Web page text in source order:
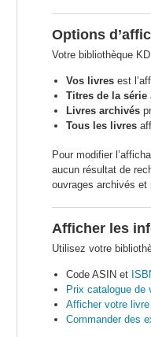
Options
Votre bibliothèque
Vos livres est
Titres de la série
Livres archivés
Tous les livres
Pour modifier
aucun résultat de
ouvrages archivés et
Afficher les
Utilisez votre
Code ASIN et
Prix catalogue de
Afficher votre
Commander des